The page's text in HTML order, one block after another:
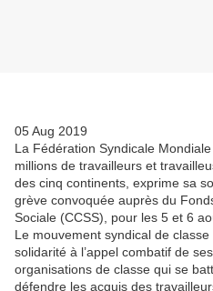
05 Aug 2019
La Fédération Syndicale
millions de travailleurs et
des cinq continents, exprime sa
grève convoquée auprès du
Sociale (CCSS), pour les 5 et 6
Le mouvement syndical de
solidarité à l’appel combatif de
organisations de classe qui se
défendre les acquis des